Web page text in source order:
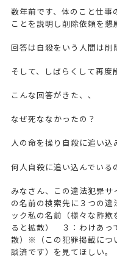
数年前です、体のこと仕事
ことを説明し削除依頼を懇
回答は自殺をいう人間は削
そして、しばらくして再度
こんな回答がきた、、
なぜ死ななかったの？
人の命を操り自殺に追い込
何人自殺に追い込んでいる
みなさん、この違法犯罪
の名前の検索先に３つの
ック私の名前（様々な詐
ると拡散） ３：わけあっ
散）※（この犯罪掲載につ
談済です）を見てほしい。